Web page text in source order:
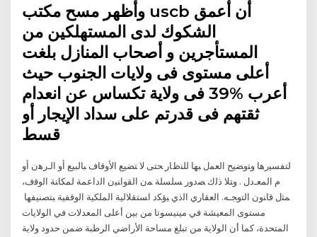
وأظهر مسح مكتب uscb أن أعمق
الشكوك لدى المستهلكين من
المستأجرين و أصحاب المنازل بلغت
أعلى مستوى فى ولايات الجنوب حيث
أعرب %39 فى ولاية تكساس عن انعدام
ثقتهم فى قدرتم على سداد الإيجار أو
قسط
ﻟﺘﻔﺴﻴﺭﻫﺎ ﻭﺘﻭﻀﻴﺢ ﺍﻟﻌﻤل ﺒﻬﺎ ﻟﻠﻨﻅﺎﺭ ﺤﺘﻰ ﻻ ﺘﻀﻴﻊ ﺍﻷﻭﻗﺎﻑ ﺒﺎﻟﺒﻴﻊ ﺃﻭ ﺍﻟـﺭﻫﻥ ﺃﻭ
ﻡ ﺍﻟﻤﻌـﺩل . ﻭﺘﻼ ﺫﻟﻙ ﺼﺩﻭﺭ ﺴﻠﺴﻠﺔ ﻤﻥ ﺍﻟﻘﻭﺍﻨﻴﻥ ﺍﻟﺩﺍﻋﻤﺔ ﻟﻤﻜﺎﻨﺔ ﺍﻟﻭﻗﻑ،
ﻤﺜل ﻗﺎﻨﻭﻥ ﺍﻟﺘﻭﺠـﻪ. ﺍﻟﻌﻘﺎﺭﻱ ﺍﻟﺫﻱ ﻴﺅﻜﺩ ﺍﺴﺘﻘﻼﻟﻴﺔ ﺍﻟﻤﻠﻜﻴﺔ ﺍﻟﻭﻗﻔﻴﺔ ﺒﺘﺼﻨﻴﻔﻬﺎ
مستوى المعيشة في مينيسوتا من بين أعلى المعدلات في الولايات
المتحدة، كما أن الولاية من تبلغ مساحة الأراضي الرطبة ضمن حدود ولاية